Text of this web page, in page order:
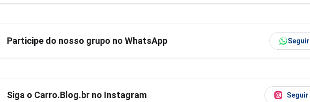
Participe do nosso grupo no WhatsApp
Siga o Carro.Blog.br no Instagram